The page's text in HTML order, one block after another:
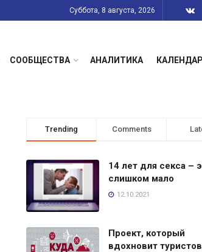
Суббота, 8 августа, 2026
СООБЩЕСТВА АНАЛИТИКА
Trending Comments
14 лет для секса –
слишком мало
12.10.2021
Проект, который
вдохновит